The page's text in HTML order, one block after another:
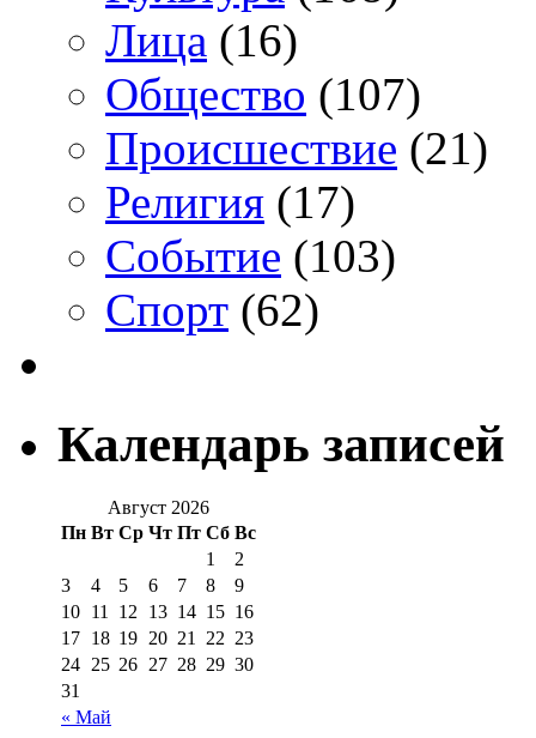
Лица (16)
Общество (107)
Происшествие (21)
Религия (17)
Событие (103)
Спорт (62)
Календарь записей
Август 2026
Пн Вт Ср Чт Пт Сб Вс
« Май
1
2
3
4 5 6 7 8
9
10 11 12 13 14 15 16
17 18 19 20 21 22 23
24 25 26 27 28 29 30
31